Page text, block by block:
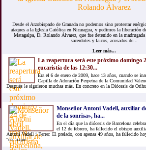
Desde el Arzobispado de Granada no podemos sino protestar
ataques a la Iglesia Católica en Nicaragua, y pedimos la liberación
Matagalpa, D. Rolando Álvarez, que fue detenido en la
sacerdotes y laicos, acusados de...
Leer más...
La reapertura será este próximo domingo
eucaristía de las 12:30...
Era el 6 de enero de 2009, hace 13 años, cuando se
Capilla de Adoración Perpetua de la Comunidad
Después le siguieron muchas más. En concreto en la Diócesis de
Monseñor Antoni Vadell, auxiliar
de la sonrisa», ha...
En el día que la diócesis de Barcelona
el 12 de febrero, ha fallecido el obispo
Antoni Vadell i Ferrer. El prelado, con apenas 49 años, ha fallecido
“en la que...